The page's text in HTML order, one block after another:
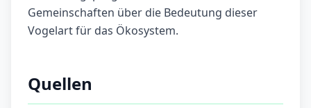
Gemeinschaften über die Bedeutung dieser
Vogelart für das Ökosystem.
Quellen